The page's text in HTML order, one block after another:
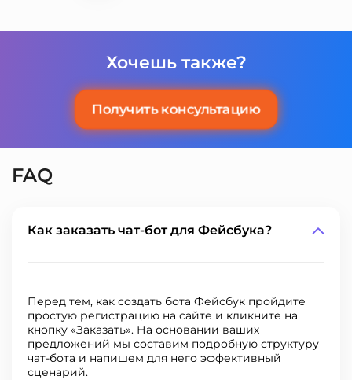
Хочешь также?
Получить консультацию
FAQ
Как заказать чат-бот для Фейсбука?
Перед тем, как создать бота Фейсбук пройдите
простую регистрацию на сайте и кликните на
кнопку «Заказать». На основании ваших
предложений мы составим подробную структуру
чат-бота и напишем для него эффективный
сценарий.